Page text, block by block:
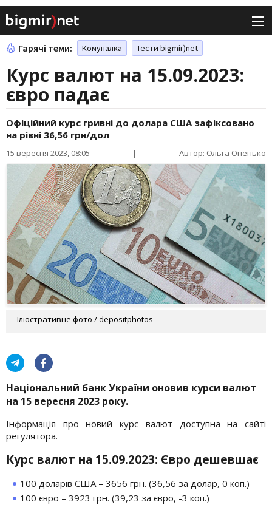
Гарячі теми: Комуналка Тести bigmir)net
Курс валют на 15.09.2023:
євро падає
Офіційний курс гривні до долара США зафіксовано
на рівні 36,56 грн/дол
15 вересня 2023, 08:05 | Автор: Ольга Опенько
Ілюстративне фото / depositphotos
Національний банк України оновив курси валют
на 15 вересня 2023 року.
Інформація про новий курс валют доступна на сайті
регулятора.
Курс валют на 15.09.2023: Євро дешевшає
100 доларів США – 3656 грн. (36,56 за долар, 0 коп.)
100 євро – 3923 грн. (39,23 за євро, -3 коп.)